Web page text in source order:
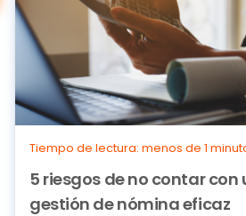
Tiempo de lectura: menos de 1
5 riesgos de no contar con
gestión de nómina eficaz